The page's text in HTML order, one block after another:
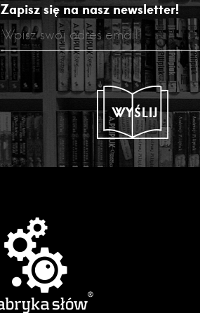
Zapisz się na nasz newsletter!
WYŚLIJ